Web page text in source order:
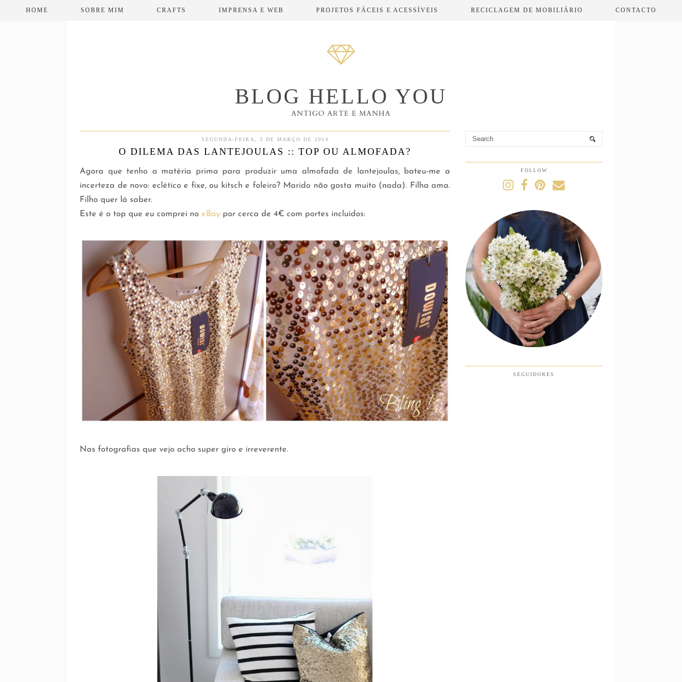
HOME SOBRE MIM CRAFTS IMPRENSA E WEB PROJETOS FÁCEIS E ACESSÍVEIS RECICLAGEM DE MOBILIÁRIO CONTACTO
BLOG HELLO YOU
ANTIGO ARTE E MANHA
SEGUNDA-FEIRA, 3 DE MARÇO DE 2014
O DILEMA DAS LANTEJOULAS :: TOP OU ALMOFADA?
Agora que tenho a matéria prima para produzir uma almofada de lantejoulas, bateu-me a
incerteza de novo: eclético e fixe, ou kitsch e foleiro? Marido não gosta muito (nada). Filha ama.
Filho quer lá saber.
Este é o top que eu comprei no eBay por cerca de 4€ com portes incluídos:
Nas fotografias que vejo acho super giro e irreverente.
FOLLOW
SEGUIDORES